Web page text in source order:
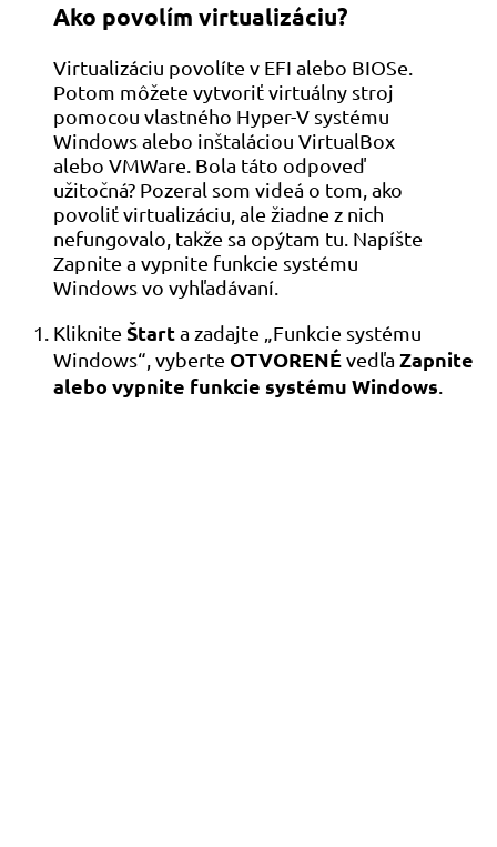
Ako povolím virtualizáciu?
Virtualizáciu povolíte v EFI alebo BIOSe.
Potom môžete vytvoriť virtuálny stroj
pomocou vlastného Hyper-V systému
Windows alebo inštaláciou VirtualBox
alebo VMWare. Bola táto odpoveď
užitočná? Pozeral som videá o tom, ako
povoliť virtualizáciu, ale žiadne z nich
nefungovalo, takže sa opýtam tu. Napíšte
Zapnite a vypnite funkcie systému
Windows vo vyhľadávaní.
Kliknite Štarta zadajte „Funkcie systému
Windows“, vyberte OTVORENÉvedľa Zapnite
alebo vypnite funkcie systému Windows.